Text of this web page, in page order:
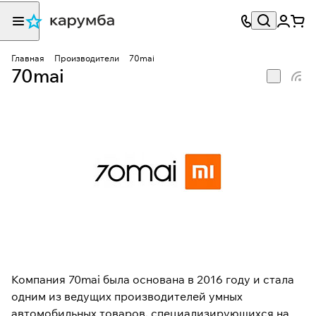
Главная Производители 70mai
70mai
Компания 70mai была основана в 2016 году и стала
одним из ведущих производителей умных
автомобильных товаров, специализирующихся на